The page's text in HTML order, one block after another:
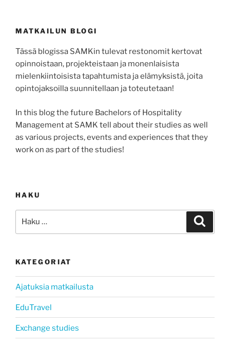
MATKAILUN BLOGI
Tässä blogissa SAMKin tulevat restonomit kertovat
opinnoistaan, projekteistaan ja monenlaisista
mielenkiintoisista tapahtumista ja elämyksistä, joita
opintojaksoilla suunnitellaan ja toteutetaan!
In this blog the future Bachelors of Hospitality
Management at SAMK tell about their studies as well
as various projects, events and experiences that they
work on as part of the studies!
HAKU
KATEGORIAT
Ajatuksia matkailusta
EduTravel
Exchange studies